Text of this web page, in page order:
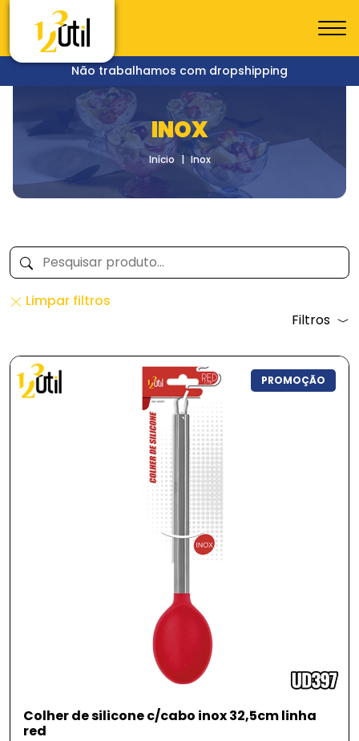
Não trabalhamos com dropshipping
INOX
Início Inox
Limpar filtros
Filtros
Categorias
Utilidades domésticas
Porta tempero e moedor
Raladores e mixer
PROMOÇÃO
Colher de silicone c/cabo inox 32,5cm linha
red